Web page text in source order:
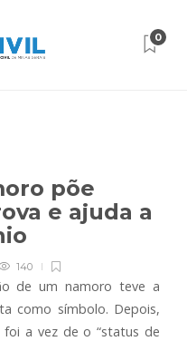
0
põe
e ajuda a
140
de um namoro teve a
como símbolo. Depois,
a vez de o “status de